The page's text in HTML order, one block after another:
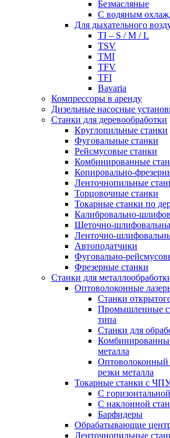
Безмасляные
С водяным
Для дыхательного
TI – S / M / L
TSV
TMI
TFV
TFI
Bavaria
Компрессоры в аренду
Дизельные насосные
Станки для деревообработки
Круглопильные станки
Фуговальные станки
Рейсмусовые станки
Комбинированные
Копировально-
Ленточнопильные
Торцовочные станки
Токарные станки по
Калибровально-
Щеточно-
Ленточно-
Автоподатчики
Фуговально-
Фрезерные станки
Станки для
Оптоволоконные
Станки
Промышленные
типа
Станки для
металла
Оптоволоконный
резки металла
Токарные станки с
С
С наклонной
Барфидеры
Обрабатывающие
Ленточнопильные